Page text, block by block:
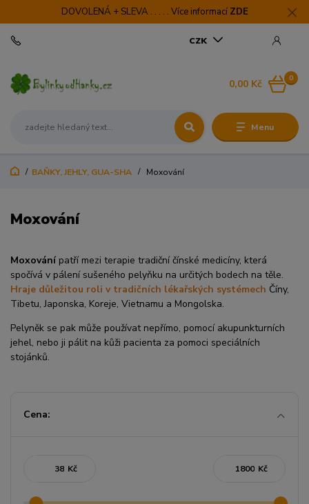
DOVOLENÁ + SLEVA . . . . . Více informací ZDE
Menu
CZK
0
0,00 Kč
BAŇKY, JEHLY, GUA-SHA Moxování
Moxování
Moxování patří mezi terapie tradiční čínské medicíny, která
spočívá v pálení sušeného pelyňku na určitých bodech na těle.
Hraje důležitou roli v tradičních lékařských systémech Číny,
Tibetu, Japonska, Koreje, Vietnamu a Mongolska.
Pelyněk se pak může používat nepřímo, pomocí akupunkturních
jehel, nebo ji pálit na kůži pacienta za pomoci speciálních
stojánků.
Cena:
Kč Kč